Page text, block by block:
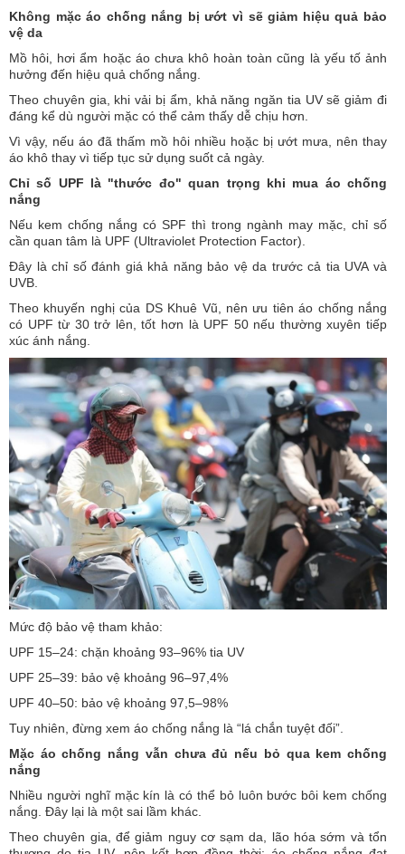
Không mặc áo chống nắng bị ướt vì sẽ giảm hiệu quả bảo
vệ da
Mồ hôi, hơi ẩm hoặc áo chưa khô hoàn toàn cũng là yếu tố ảnh
hưởng đến hiệu quả chống nắng.
Theo chuyên gia, khi vải bị ẩm, khả năng ngăn tia UV sẽ giảm đi
đáng kể dù người mặc có thể cảm thấy dễ chịu hơn.
Vì vậy, nếu áo đã thấm mồ hôi nhiều hoặc bị ướt mưa, nên thay
áo khô thay vì tiếp tục sử dụng suốt cả ngày.
Chỉ số UPF là "thước đo" quan trọng khi mua áo chống
nắng
Nếu kem chống nắng có SPF thì trong ngành may mặc, chỉ số
cần quan tâm là UPF (Ultraviolet Protection Factor).
Đây là chỉ số đánh giá khả năng bảo vệ da trước cả tia UVA và
UVB.
Theo khuyến nghị của DS Khuê Vũ, nên ưu tiên áo chống nắng
có UPF từ 30 trở lên, tốt hơn là UPF 50 nếu thường xuyên tiếp
xúc ánh nắng.
Mức độ bảo vệ tham khảo:
UPF 15–24: chặn khoảng 93–96% tia UV
UPF 25–39: bảo vệ khoảng 96–97,4%
UPF 40–50: bảo vệ khoảng 97,5–98%
Tuy nhiên, đừng xem áo chống nắng là “lá chắn tuyệt đối”.
Mặc áo chống nắng vẫn chưa đủ nếu bỏ qua kem chống
nắng
Nhiều người nghĩ mặc kín là có thể bỏ luôn bước bôi kem chống
nắng. Đây lại là một sai lầm khác.
Theo chuyên gia, để giảm nguy cơ sạm da, lão hóa sớm và tổn